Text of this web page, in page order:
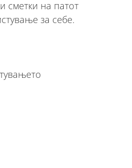
сметки на патот
за себе.